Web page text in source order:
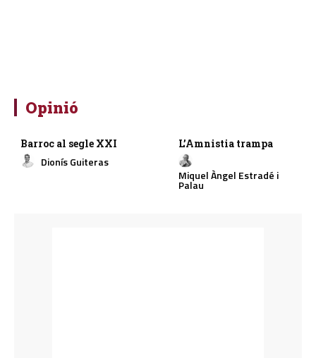
Opinió
Barroc al segle XXI
Dionís Guiteras
L’Amnistia trampa
Miquel Àngel Estradé i
Palau